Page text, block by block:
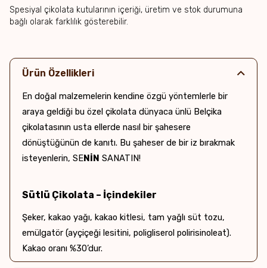
Spesiyal çikolata kutularının içeriği, üretim ve stok durumuna
bağlı olarak farklılık gösterebilir.
Ürün Özellikleri
En doğal malzemelerin kendine özgü yöntemlerle bir
araya geldiği bu özel çikolata dünyaca ünlü Belçika
çikolatasının usta ellerde nasıl bir şahesere
dönüştüğünün de kanıtı. Bu şaheser de bir iz bırakmak
isteyenlerin, SENİN SANATIN!
Sütlü Çikolata – İçindekiler
Şeker, kakao yağı, kakao kitlesi, tam yağlı süt tozu,
emülgatör (ayçiçeği lesitini, poligliserol polirisinoleat).
Kakao oranı %30’dur.